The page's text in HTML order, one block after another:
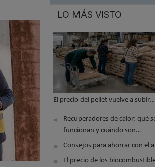
LO MÁS VISTO
El precio del pellet vuelve a subir…
Recuperadores de calor: qué
funcionan y cuándo son…
Consejos para ahorrar con el
El precio de los